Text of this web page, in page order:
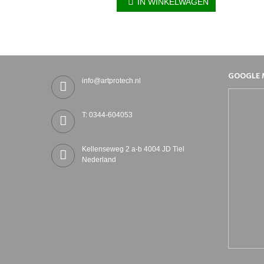
IN WINKELWAGEN
info@artprotech.nl
T: 0344-604053
Kellenseweg 2 a-b 4004 JD Tiel
Nederland
GOOGLE